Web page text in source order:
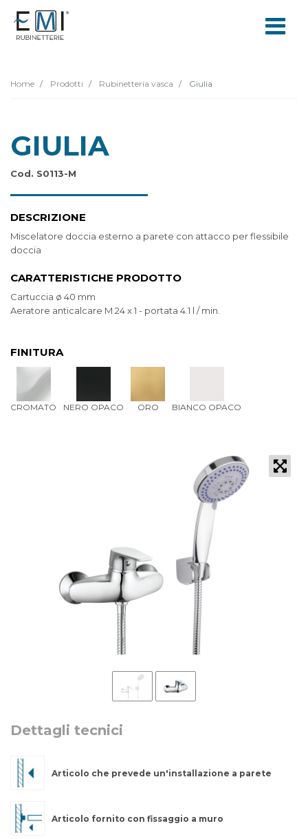
Home Prodotti Rubinetteria vasca Giulia
GIULIA
Cod. S0113-M
DESCRIZIONE
Miscelatore doccia esterno a parete con attacco per flessibile
doccia
CARATTERISTICHE PRODOTTO
Cartuccia ø 40 mm
Aeratore anticalcare M 24 x 1 - portata 4.1 l / min.
FINITURA
CROMATO NERO OPACO ORO BIANCO OPACO
Dettagli tecnici
Articolo che prevede un'installazione a parete
Articolo fornito con fissaggio a muro